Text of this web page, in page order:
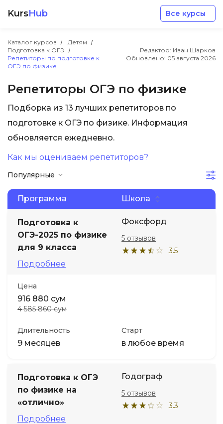
KursHub Все курсы
Каталог курсов
Детям
Подготовка к ОГЭ
Репетиторы по подготовке к
ОГЭ по физике
Редактор: Иван Шарков
Обновлено: 05 августа 2026
Репетиторы ОГЭ по физике
Подборка из 13 лучших репетиторов по
подготовке к ОГЭ по физике. Информация
обновляется ежедневно.
Как мы оцениваем репетиторов?
Популярные
Программа Школа
Подготовка к
ОГЭ-2025 по физике
для 9 класса
Подробнее
Фоксфорд
3.5
5 отзывов
Цена
916 880 сум
4 585 860 сум
Длительность
9 месяцев
Старт
в любое время
Подготовка к ОГЭ
по физике на
«отлично»
Подробнее
Годограф
3.3
5 отзывов
Разработка
Маркетинг
Дизайн
Аналитика
Менеджмент
Иностранные языки
ДПО
Детям